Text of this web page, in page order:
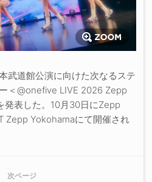
武道館公演に向けた次なるステ
＜@onefive LIVE 2026 Zepp
発表した。10月30日にZepp
Zepp Yokohamaにて開催され
次ページ